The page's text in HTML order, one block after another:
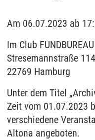
Am 06.07.2023 ab
Im Club FUNDBUREAU
Stresemannstraße 114
22769 Hamburg
Unter dem Titel
Zeit vom 01.07.2023
verschiedene
Altona angeboten.